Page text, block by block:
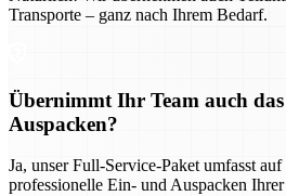
Transporte – ganz nach Ihrem Bedarf.
Übernimmt Ihr Team auch
Auspacken?
Ja, unser Full-Service-Paket umfasst
professionelle Ein- und Auspacken